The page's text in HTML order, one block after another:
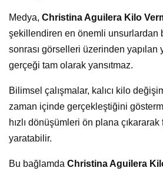
Medya, Christina Aguilera Kilo
şekillendiren en önemli unsurlardan
sonrası görselleri üzerinden yapılan
gerçeği tam olarak yansıtmaz.
Bilimsel çalışmalar, kalıcı kilo
zaman içinde gerçekleştiğini
hızlı dönüşümleri ön plana çıkararak
yaratabilir.
Bu bağlamda Christina Aguilera